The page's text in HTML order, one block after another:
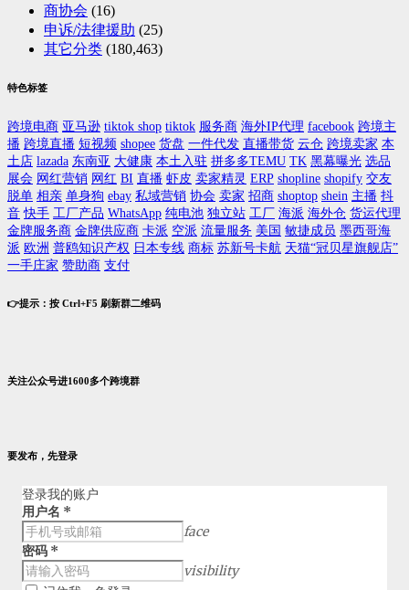
商协会 (16)
申诉/法律援助 (25)
其它分类 (180,463)
特色标签
跨境电商 亚马逊 tiktok shop tiktok 服务商 海外IP代理 facebook 跨境主
播 跨境直播 短视频 shopee 货盘 一件代发 直播带货 云仓 跨境卖家 本
土店 lazada 东南亚 大健康 本土入驻 拼多多TEMU TK 黑幕曝光 选品
展会 网红营销 网红 BI 直播 虾皮 卖家精灵 ERP shopline shopify 交友
脱单 相亲 单身狗 ebay 私域营销 协会 卖家 招商 shoptop shein 主播 抖
音 快手 工厂产品 WhatsApp 纯电池 独立站 工厂 海派 海外仓 货运代理
金牌服务商 金牌供应商 卡派 空派 流量服务 美国 敏捷成员 墨西哥海
派 欧洲 普鸥知识产权 日本专线 商标 苏新号卡航 天猫“冠贝星旗舰店”
一手庄家 赞助商 支付
👉提示：按 Ctrl+F5 刷新群二维码
关注公众号进1600多个跨境群
要发布，先登录
登录我的账户
用户名 *
face
密码 *
visibility